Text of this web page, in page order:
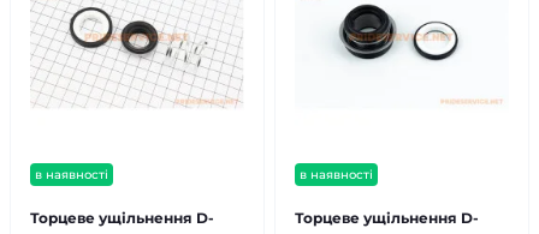
в наявності
Торцеве ущільнення D-
в наявності
Торцеве ущільнення D-